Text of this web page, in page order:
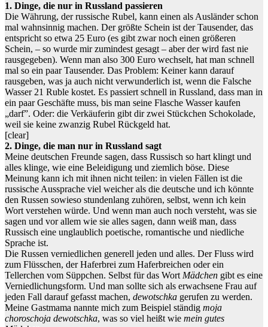
1. Dinge, die nur in Russland passieren
Die Währung, der russische Rubel, kann einen als Ausländer schon
mal wahnsinnig machen. Der größte Schein ist der Tausender, das
entspricht so etwa 25 Euro (es gibt zwar noch einen größeren
Schein, – so wurde mir zumindest gesagt – aber der wird fast nie
rausgegeben). Wenn man also 300 Euro wechselt, hat man schnell
mal so ein paar Tausender. Das Problem: Keiner kann darauf
rausgeben, was ja auch nicht verwunderlich ist, wenn die Falsche
Wasser 21 Ruble kostet. Es passiert schnell in Russland, dass man in
ein paar Geschäfte muss, bis man seine Flasche Wasser kaufen
„darf”. Oder: die Verkäuferin gibt dir zwei Stückchen Schokolade,
weil sie keine zwanzig Rubel Rückgeld hat.
[clear]
2. Dinge, die man nur in Russland sagt
Meine deutschen Freunde sagen, dass Russisch so hart klingt und
alles klinge, wie eine Beleidigung und ziemlich böse. Diese
Meinung kann ich mit ihnen nicht teilen: in vielen Fällen ist die
russische Aussprache viel weicher als die deutsche und ich könnte
den Russen sowieso stundenlang zuhören, selbst, wenn ich kein
Wort verstehen würde. Und wenn man auch noch versteht, was sie
sagen und vor allem wie sie alles sagen, dann weiß man, dass
Russisch eine unglaublich poetische, romantische und niedliche
Sprache ist.
Die Russen verniedlichen generell jeden und alles. Der Fluss wird
zum Flüsschen, der Haferbrei zum Haferbreichen oder ein
Tellerchen vom Süppchen. Selbst für das WortMädchen gibt es eine
Verniedlichungsform. Und man sollte sich als erwachsene Frau auf
jeden Fall darauf gefasst machen, dewotschka gerufen zu werden.
Meine Gastmama nannte mich zum Beispiel ständig moja
choroschoja dewotschka, was so viel heißt wie mein gutes